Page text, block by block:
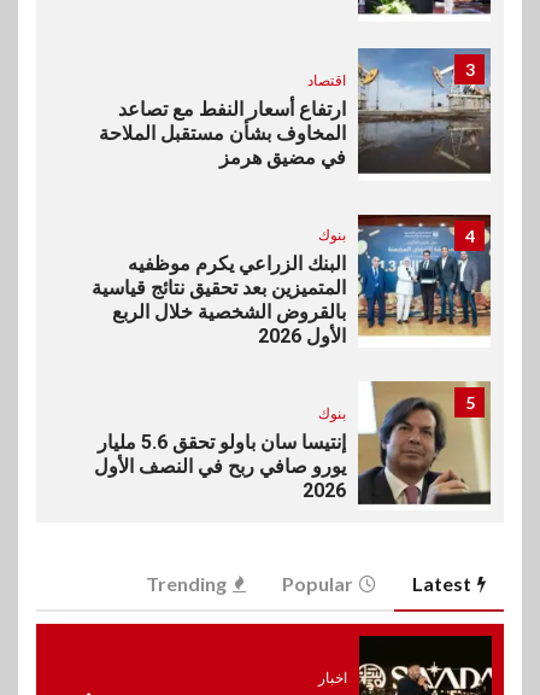
3
اقتصاد
ارتفاع أسعار النفط مع تصاعد
المخاوف بشأن مستقبل الملاحة
في مضيق هرمز
4 بنوك
البنك الزراعي يكرم موظفيه
المتميزين بعد تحقيق نتائج قياسية
بالقروض الشخصية خلال الربع
الأول 2026
5
بنوك
إنتيسا سان باولو تحقق 5.6 مليار
يورو صافي ربح في النصف الأول
2026
غرفة القاهرة تنظم ندوة إلكترونية
لدعم الصادرات وتحقيق
Latest
Popular
Trending
اخبار